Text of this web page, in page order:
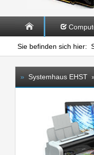
Sie befinden sich hier:
» Systemhaus EHST